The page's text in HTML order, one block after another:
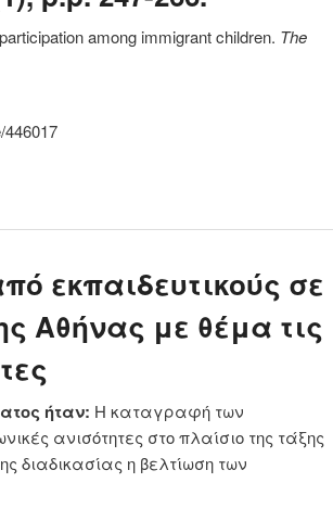
among immigrant children. The
446017
εκπαιδευτικούς σε
Αθήνας με θέμα τις
ήταν: Η καταγραφή των
ανισότητες στο πλαίσιο της τάξης
διαδικασίας η βελτίωση των